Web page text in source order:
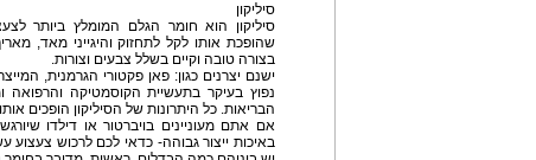
סיליקון
סיליקון הוא חומר הגלם המומלץ ביותר
שהופכת אותו לקל לתחזוק והיגייני מאד,
בצורה טובה וקיים בשלל צבעים וצורות.
ישנם יצרנים כגון: פאן פקטורי הגרמנית,
נפוץ בעיקר בתעשיית הקוסמטיקה
הבריאות. כל היתרונות של הסיליקון הופכים
אם אתם מעוניינים בויברטור או דילדו
באיכות ייצור גבוהה- כדאי לכם לרכוש צעצוע